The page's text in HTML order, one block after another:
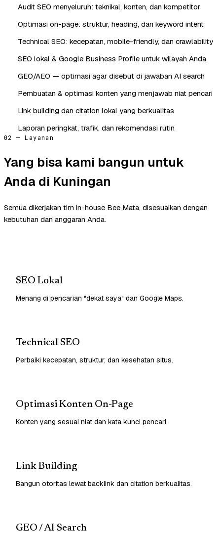
Audit SEO menyeluruh: teknikal, konten, dan kompetitor
Optimasi on-page: struktur, heading, dan keyword intent
Technical SEO: kecepatan, mobile-friendly, dan crawlability
SEO lokal & Google Business Profile untuk wilayah Anda
GEO/AEO — optimasi agar disebut di jawaban AI search
Pembuatan & optimasi konten yang menjawab niat pencari
Link building dan citation lokal yang berkualitas
Laporan peringkat, trafik, dan rekomendasi rutin
02 — Layanan
Yang bisa kami bangun untuk
Anda di Kuningan
Semua dikerjakan tim in-house Bee Mata, disesuaikan dengan
kebutuhan dan anggaran Anda.
SEO Lokal
Menang di pencarian "dekat saya" dan Google Maps.
Technical SEO
Perbaiki kecepatan, struktur, dan kesehatan situs.
Optimasi Konten On-Page
Konten yang sesuai niat dan kata kunci pencari.
Link Building
Bangun otoritas lewat backlink dan citation berkualitas.
GEO / AI Search